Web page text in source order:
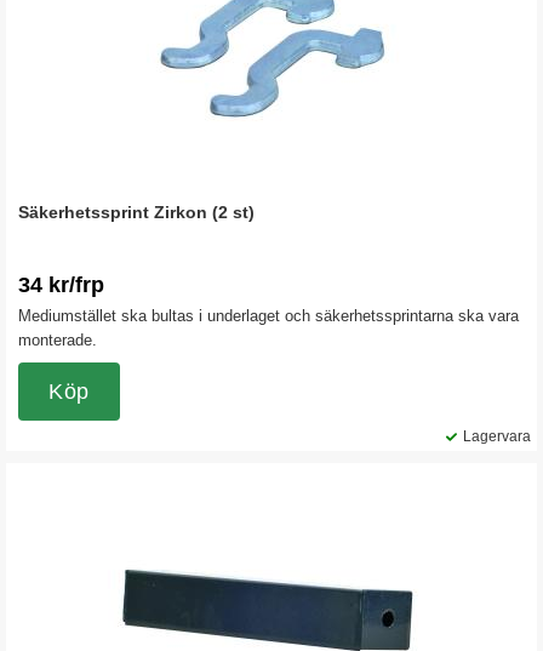
Säkerhetssprint Zirkon (2 st)
34 kr/frp
Mediumstället ska bultas i underlaget och säkerhetssprintarna ska vara
monterade.
Lagervara
Köp